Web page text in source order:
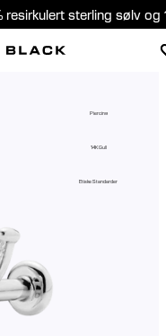
resirkulert sterling sølv og
Piercing
14K Gull
Etiske Standarder